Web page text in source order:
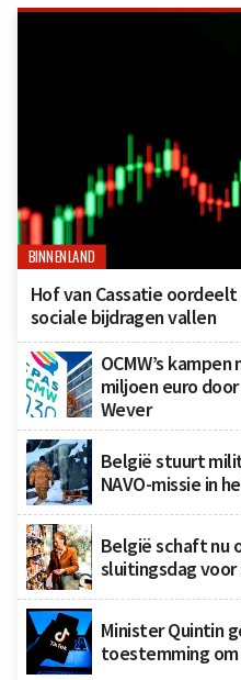
BINNENLAND
Hof van Cassatie
sociale bijdragen vallen
OCMW’s
miljoen euro
Wever
België stuurt
NAVO-missie in
België schaft nu
sluitingsdag
Minister Quintin
toestemming